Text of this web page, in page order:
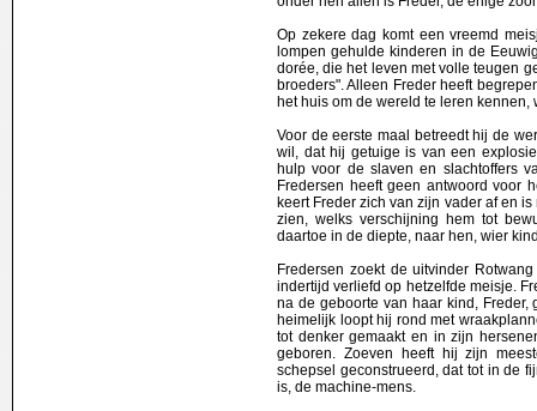
Op zekere dag komt een vreemd
lompen gehulde kinderen in de
dorée, die het leven met volle teugen
broeders". Alleen Freder heeft
het huis om de wereld te leren
Voor de eerste maal betreedt hij de
wil, dat hij getuige is van een
hulp voor de slaven en slachtoffers
Fredersen heeft geen antwoord voor
keert Freder zich van zijn vader af en
zien, welks verschijning hem tot
daartoe in de diepte, naar hen, wier
Fredersen zoekt de uitvinder
indertijd verliefd op hetzelfde meisje.
na de geboorte van haar kind, Freder,
heimelijk loopt hij rond met
tot denker gemaakt en in zijn
geboren. Zoeven heeft hij zijn
schepsel geconstrueerd, dat tot in de
is, de machine-mens.